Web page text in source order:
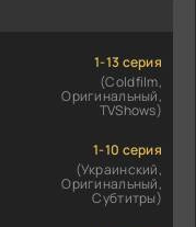
1-13 серия
(Coldfilm,
Оригинальный,
TVShows)
1-10 серия
(Украинский,
Оригинальный,
Субтитры)